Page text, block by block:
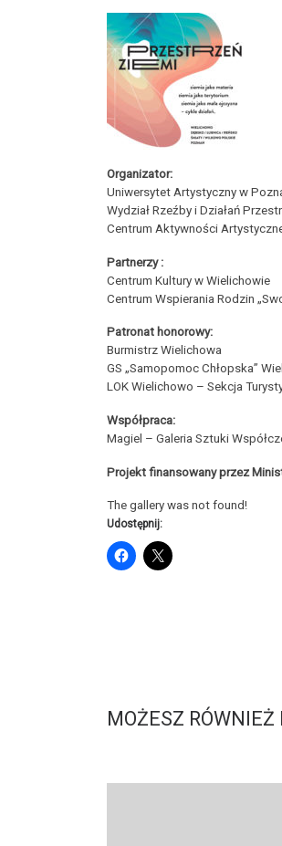
Organizator:
Uniwersytet Artystyczny w
Wydział Rzeźby i Działań
Centrum Aktywności
Partnerzy :
Centrum Kultury w Wielichowie
Centrum Wspierania Rodzin
Patronat honorowy:
Burmistrz Wielichowa
GS „Samopomoc Chłopska”
LOK Wielichowo – Sekcja
Współpraca:
Magiel – Galeria Sztuki
Projekt finansowany przez
The gallery was not found!
Udostępnij:
MOŻESZ RÓWNIEŻ